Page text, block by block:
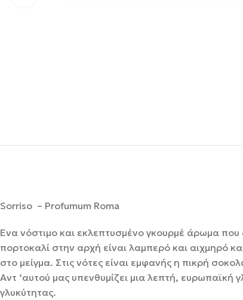
Sorriso – Profumum Roma
Ένα νόστιμο και εκλεπτυσμένο γκουρμέ άρωμα
πορτοκαλί στην αρχή είναι λαμπερό και αιχμηρό
στο μείγμα. Στις νότες είναι εμφανής η πικρή
Αντ ‘αυτού μας υπενθυμίζει μια λεπτή,
γλυκύτητας.